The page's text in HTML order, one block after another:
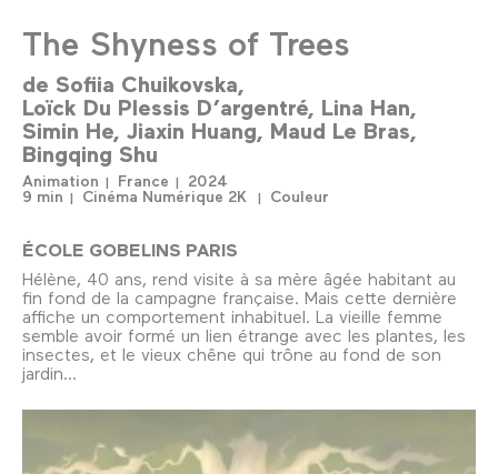
The Shyness of Trees
de Sofiia Chuikovska
Loïck Du Plessis D’argentré Lina Han
Simin He Jiaxin Huang Maud Le Bras
Bingqing Shu
Animation France
2024
9 min
Cinéma Numérique 2K Couleur
ÉCOLE GOBELINS PARIS
Hélène, 40 ans, rend visite à sa mère âgée habitant au
fin fond de la campagne française. Mais cette dernière
affiche un comportement inhabituel. La vieille femme
semble avoir formé un lien étrange avec les plantes, les
insectes, et le vieux chêne qui trône au fond de son
jardin...